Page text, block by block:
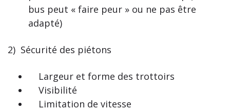
bus peut « faire peur » ou ne pas être
adapté)
2) Sécurité des piétons
Largeur et forme des trottoirs
Visibilité
Limitation de vitesse